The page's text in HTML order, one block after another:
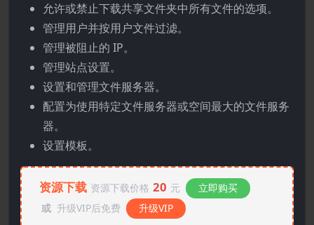
允许或禁止下载共享文件夹中所有文件的选项。
管理用户并按用户文件过滤。
管理被阻止的 IP。
管理站点设置。
设置和管理文件服务器。
配置为使用特定文件服务器或空间最大的文件服务
器。
设置模板。
资源下载 资源下载价格 20 元
立即购买
或 升级VIP后免费 升级VIP